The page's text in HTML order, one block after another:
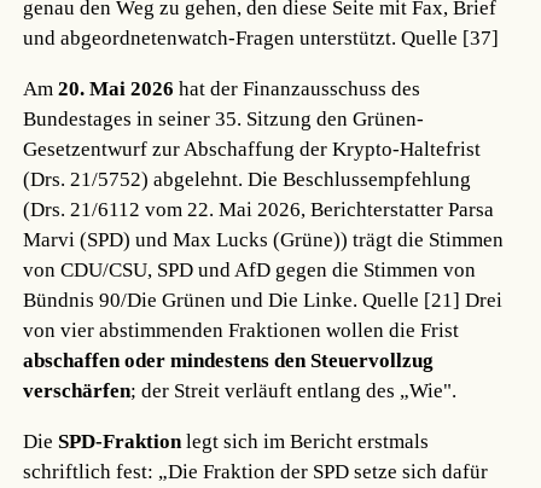
genau den Weg zu gehen, den diese Seite mit Fax, Brief
und abgeordnetenwatch-Fragen unterstützt.Quelle [37]
Am20. Mai 2026 hat der Finanzausschuss des
Bundestages in seiner 35. Sitzung den Grünen-
Gesetzentwurf zur Abschaffung der Krypto-Haltefrist
(Drs. 21/5752) abgelehnt. Die Beschlussempfehlung
(Drs. 21/6112 vom 22. Mai 2026, Berichterstatter Parsa
Marvi (SPD) und Max Lucks (Grüne)) trägt die Stimmen
von CDU/CSU, SPD und AfD gegen die Stimmen von
Bündnis 90/Die Grünen und Die Linke.Quelle [21] Drei
von vier abstimmenden Fraktionen wollen die Frist
abschaffen oder mindestens den Steuervollzug
verschärfen; der Streit verläuft entlang des „Wie".
DieSPD-Fraktion legt sich im Bericht erstmals
schriftlich fest: „Die Fraktion der SPD setze sich dafür